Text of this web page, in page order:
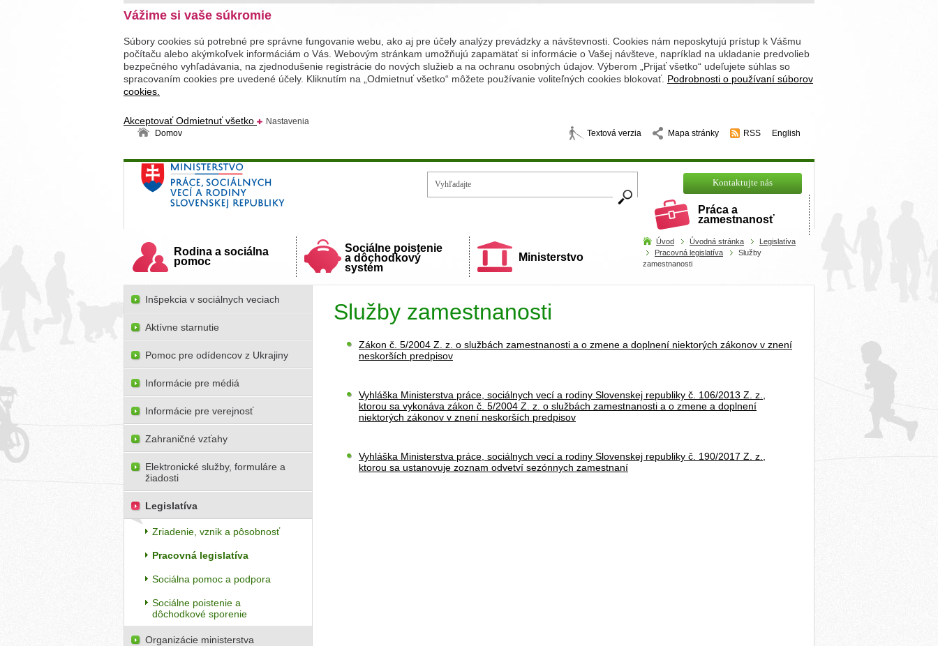
Vážime si vaše súkromie
Súbory cookies sú potrebné pre správne fungovanie webu, ako aj pre účely analýzy prevádzky a návštevnosti. Cookies nám neposkytujú prístup k Vášmu
počítaču alebo akýmkoľvek informáciám o Vás. Webovým stránkam umožňujú zapamätať si informácie o Vašej návšteve, napríklad na ukladanie predvolieb
bezpečného vyhľadávania, na zjednodušenie registrácie do nových služieb a na ochranu osobných údajov. Výberom „Prijať všetko“ udeľujete súhlas so
spracovaním cookies pre uvedené účely. Kliknutím na „Odmietnuť všetko“ môžete používanie voliteľných cookies blokovať. Podrobnosti o používaní súborov
cookies.
AkceptovaťOdmietnuť všetko
Nastavenia
Domov
Textová verzia Mapa stránky RSS English
Ministerstvo práce, sociálnych vecí a rodiny
Slovenskej republiky
Kontaktujte nás
Práca a
zamestnanosť
Rodina a sociálna
pomoc
Sociálne poistenie
a dôchodkový
systém
Ministerstvo
Úvod Úvodná stránka
Legislatíva
Pracovná legislatíva
Služby
zamestnanosti
Služby zamestnanosti
Zákon č. 5/2004 Z. z. o službách zamestnanosti a o zmene a doplnení niektorých zákonov v znení
neskorších predpisov
Vyhláška Ministerstva práce, sociálnych vecí a rodiny Slovenskej republiky č. 106/2013 Z. z.,
ktorou sa vykonáva zákon č. 5/2004 Z. z. o službách zamestnanosti a o zmene a doplnení
niektorých zákonov v znení neskorších predpisov
Vyhláška Ministerstva práce, sociálnych vecí a rodiny Slovenskej republiky č. 190/2017 Z. z.,
ktorou sa ustanovuje zoznam odvetví sezónnych zamestnaní
Inšpekcia v sociálnych veciach
Aktívne starnutie
Pomoc pre odídencov z Ukrajiny
Informácie pre médiá
Informácie pre verejnosť
Zahraničné vzťahy
Elektronické služby, formuláre a
žiadosti
Legislatíva
Zriadenie, vznik a pôsobnosť
Pracovná legislatíva
Sociálna pomoc a podpora
Sociálne poistenie a
dôchodkové sporenie
Organizácie ministerstva